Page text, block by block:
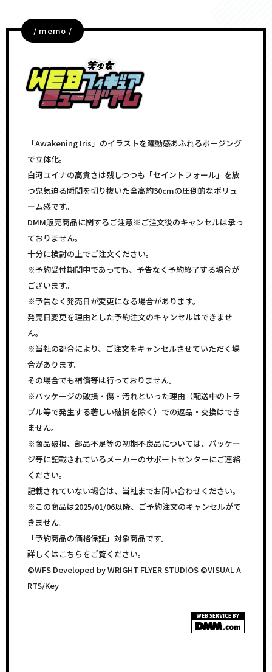
/ memo /
「Awakening Iris」のイラストを躍動感あふれるポージング
で立体化。
白河ユイナの高貴さは残しつつも「セイントフォール」を放
つ鬼気迫る瞬間を切り抜いた全高約30cmの圧倒的なボリュ
ーム感です。
DMM販売商品に関するご注意※ご注文後のキャンセルは承っ
ておりません。
十分に検討の上でご注文ください。
※予約受付期間中であっても、予告なく予約終了する場合が
ございます。
※予告なく発売日が変更になる場合があります。
発売日変更を理由とした予約注文のキャンセルはできませ
ん。
※当社の都合により、ご注文をキャンセルさせていただく場
合があります。
その場合でも補償等は行っておりません。
※パッケージの破損・傷・汚れといった理由（配送中のトラ
ブル等で発生する著しい破損を除く）での返品・交換はでき
ません。
※商品破損、部品不足等の初期不良品については、パッケー
ジ等に記載されているメーカーのサポートセンターにご連絡
ください。
記載されていない場合は、当社までお問い合わせください。
※この商品は2025/01/06以降、ご予約注文のキャンセルがで
きません。
「予約商品の価格保証」対象商品です。
詳しくはこちらをご覧ください。
©WFS Developed by WRIGHT FLYER STUDIOS ©VISUAL A
RTS/Key